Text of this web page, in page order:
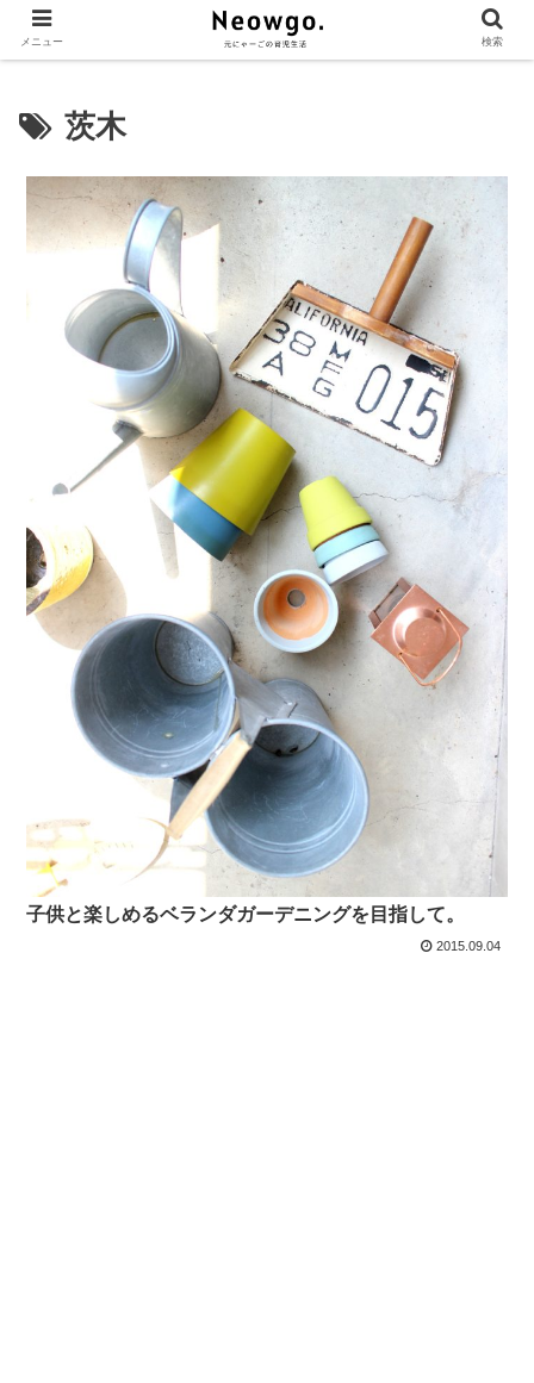
茨木
子供と楽しめるベランダガーデニングを目指して。
2015.09.04
メニュー 検索